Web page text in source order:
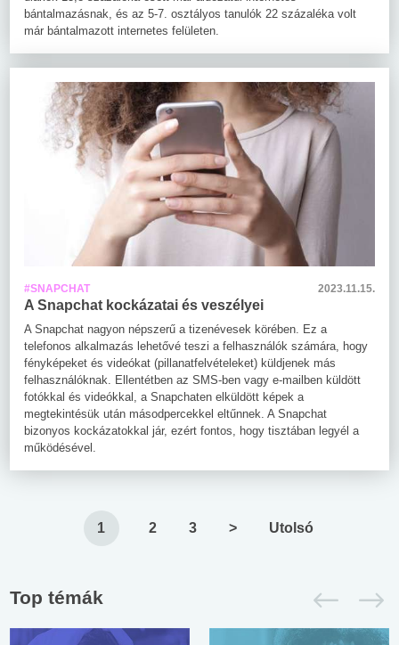
bántalmazásnak, és az 5-7. osztályos tanulók 22 százaléka volt
már bántalmazott internetes felületen.
#SNAPCHAT 2023.11.15.
A Snapchat kockázatai és veszélyei
A Snapchat nagyon népszerű a tizenévesek körében. Ez a
telefonos alkalmazás lehetővé teszi a felhasználók számára, hogy
fényképeket és videókat (pillanatfelvételeket) küldjenek más
felhasználóknak. Ellentétben az SMS-ben vagy e-mailben küldött
fotókkal és videókkal, a Snapchaten elküldött képek a
megtekintésük után másodpercekkel eltűnnek. A Snapchat
bizonyos kockázatokkal jár, ezért fontos, hogy tisztában legyél a
működésével.
1 2 3 > Utolsó
Top témák